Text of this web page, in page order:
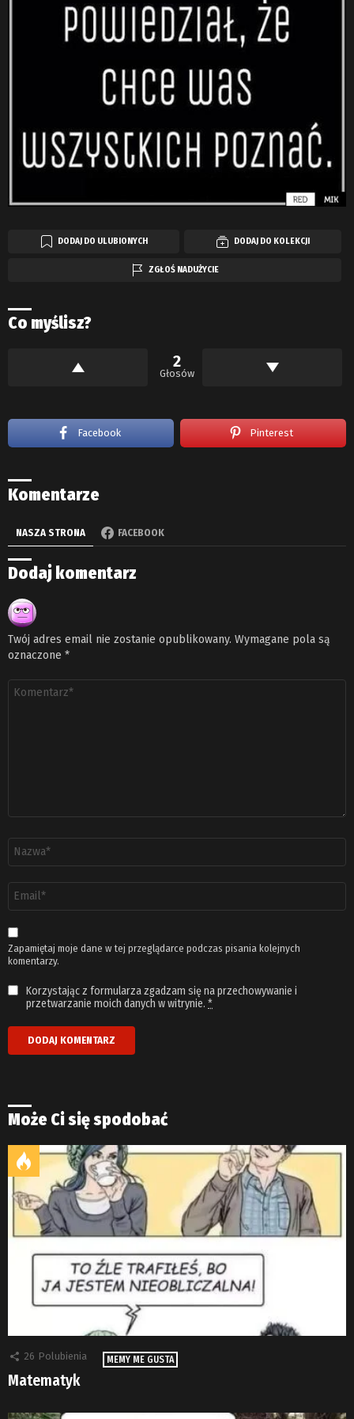
DODAJ DO ULUBIONYCH DODAJ DO KOLEKCJI
ZGŁOŚ NADUŻYCIE
Co myślisz?
2
Głosów
Facebook Pinterest
Komentarze
NASZA STRONA FACEBOOK
Dodaj komentarz
Twój adres email nie zostanie opublikowany. Wymagane pola są
oznaczone *
email
*
Zapamiętaj moje dane w tej przeglądarce podczas pisania kolejnych
komentarzy.
Korzystając z formularza zgadzam się na przechowywanie i
przetwarzanie moich danych w witrynie. *
Może Ci się spodobać
26 Polubienia MEMY ME GUSTA
Matematyk